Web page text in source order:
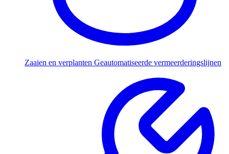
Zaaien en verplanten Geautomatiseerde vermeerderingslijnen